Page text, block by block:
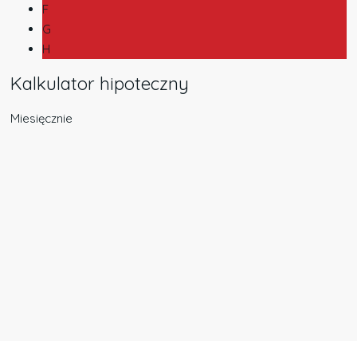
F
G
H
Kalkulator hipoteczny
Miesięcznie